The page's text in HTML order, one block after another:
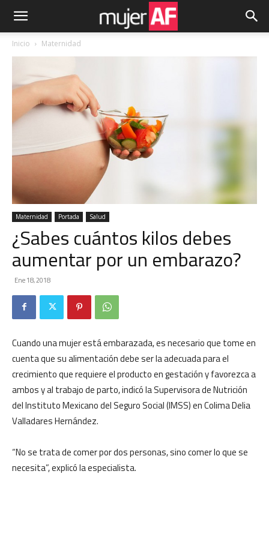
Inicio Maternidad
Maternidad Portada Salud
¿Sabes cuántos kilos debes
aumentar por un embarazo?
Ene 18, 2018
Cuando una mujer está embarazada, es necesario que tome en
cuenta que su alimentación debe ser la adecuada para el
crecimiento que requiere el producto en gestación y favorezca a
ambos y al trabajo de parto, indicó la Supervisora de Nutrición
del Instituto Mexicano del Seguro Social (IMSS) en Colima Delia
Valladares Hernández.
“No se trata de comer por dos personas, sino comer lo que se
necesita”, explicó la especialista.